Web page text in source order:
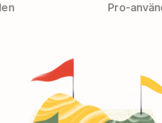
Pro-användare